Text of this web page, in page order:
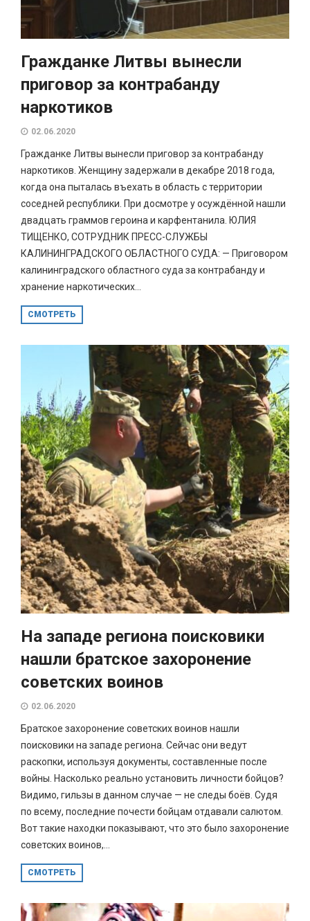
Гражданке Литвы вынесли
приговор за контрабанду
наркотиков
02.06.2020
Гражданке Литвы вынесли приговор за контрабанду
наркотиков. Женщину задержали в декабре 2018 года,
когда она пыталась въехать в область с территории
соседней республики. При досмотре у осуждённой нашли
двадцать граммов героина и карфентанила. ЮЛИЯ
ТИЩЕНКО, СОТРУДНИК ПРЕСС-СЛУЖБЫ
КАЛИНИНГРАДСКОГО ОБЛАСТНОГО СУДА: — Приговором
калининградского областного суда за контрабанду и
хранение наркотических...
СМОТРЕТЬ
На западе региона поисковики
нашли братское захоронение
советских воинов
02.06.2020
Братское захоронение советских воинов нашли
поисковики на западе региона. Сейчас они ведут
раскопки, используя документы, составленные после
войны. Насколько реально установить личности бойцов?
Видимо, гильзы в данном случае — не следы боёв. Судя
по всему, последние почести бойцам отдавали салютом.
Вот такие находки показывают, что это было захоронение
советских воинов,...
СМОТРЕТЬ